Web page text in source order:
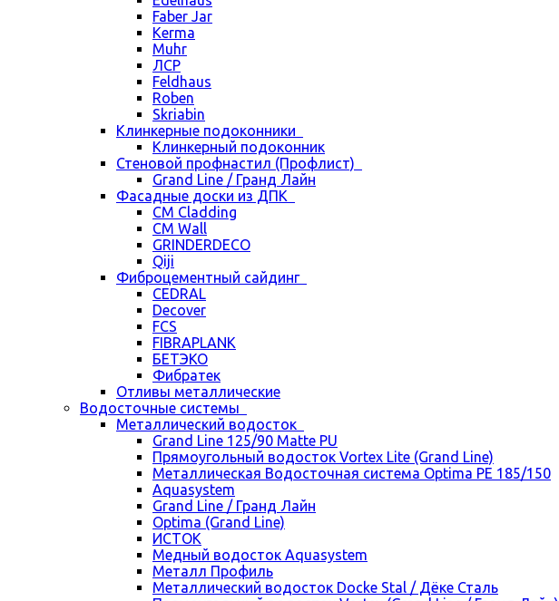
Faber Jar
Kerma
Muhr
ЛСР
Feldhaus
Roben
Skriabin
Клинкерные подоконники
Клинкерный подоконник
Стеновой профнастил (Профлист)
Grand Line / Гранд Лайн
Фасадные доски из ДПК
CM Cladding
CM Wall
GRINDERDECO
Qiji
Фиброцементный сайдинг
CEDRAL
Decover
FCS
FIBRAPLANK
БЕТЭКО
Фибратек
Отливы металлические
Водосточные системы
Металлический водосток
Grand Line 125/90 Matte PU
Прямоугольный водосток Vortex Lite (Grand Line)
Металлическая Водосточная система Optima PE 185/150
Aquasystem
Grand Line / Гранд Лайн
Optima (Grand Line)
ИСТОК
Медный водосток Aquasystem
Металл Профиль
Металлический водосток Docke Stal / Дёке Сталь